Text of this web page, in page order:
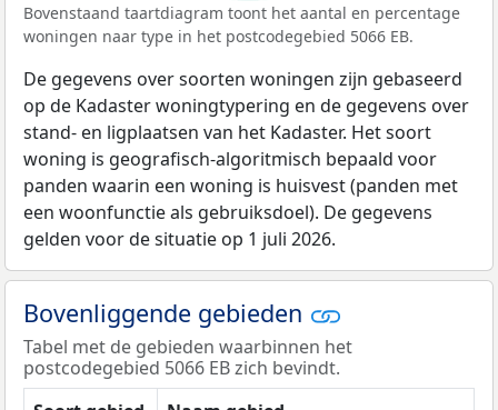
Bovenstaand taartdiagram toont het aantal en percentage
woningen naar type in het postcodegebied 5066 EB.
De gegevens over soorten woningen zijn gebaseerd
op de Kadaster woningtypering en de gegevens over
stand- en ligplaatsen van het Kadaster. Het soort
woning is geografisch-algoritmisch bepaald voor
panden waarin een woning is huisvest (panden met
een woonfunctie als gebruiksdoel). De gegevens
gelden voor de situatie op 1 juli 2026.
Bovenliggende gebieden
Tabel met de gebieden waarbinnen het
postcodegebied 5066 EB zich bevindt.